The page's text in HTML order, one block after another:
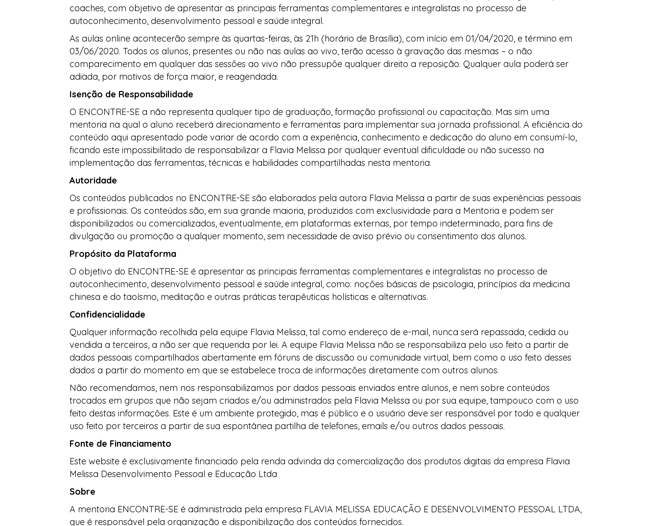
coaches, com objetivo de apresentar as principais ferramentas complementares e integralistas no processo de
autoconhecimento, desenvolvimento pessoal e saúde integral.
As aulas online acontecerão sempre às quartas-feiras, às 21h (horário de Brasília), com início em 01/04/2020, e término em
03/06/2020. Todos os alunos, presentes ou não nas aulas ao vivo, terão acesso à gravação das mesmas – o não
comparecimento em qualquer das sessões ao vivo não pressupõe qualquer direito a reposição. Qualquer aula poderá ser
adiada, por motivos de força maior, e reagendada.
Isenção de Responsabilidade
O ENCONTRE-SE a não representa qualquer tipo de graduação, formação profissional ou capacitação. Mas sim uma
mentoria na qual o aluno receberá direcionamento e ferramentas para implementar sua jornada profissional. A eficiência do
conteúdo aqui apresentado pode variar de acordo com a experiência, conhecimento e dedicação do aluno em consumí-lo,
ficando este impossibilitado de responsabilizar a Flavia Melissa por qualquer eventual dificuldade ou não sucesso na
implementação das ferramentas, técnicas e habilidades compartilhadas nesta mentoria.
Autoridade
Os conteúdos publicados no ENCONTRE-SE são elaborados pela autora Flavia Melissa a partir de suas experiências pessoais
e profissionais. Os conteúdos são, em sua grande maioria, produzidos com exclusividade para a Mentoria e podem ser
disponibilizados ou comercializados, eventualmente, em plataformas externas, por tempo indeterminado, para fins de
divulgação ou promoção a qualquer momento, sem necessidade de aviso prévio ou consentimento dos alunos.
Propósito da Plataforma
O objetivo do ENCONTRE-SE é apresentar as principais ferramentas complementares e integralistas no processo de
autoconhecimento, desenvolvimento pessoal e saúde integral, como: noções básicas de psicologia, princípios da medicina
chinesa e do taoísmo, meditação e outras práticas terapêuticas holísticas e alternativas.
Confidencialidade
Qualquer informação recolhida pela equipe Flavia Melissa, tal como endereço de e-mail, nunca será repassada, cedida ou
vendida a terceiros, a não ser que requerida por lei. A equipe Flavia Melissa não se responsabiliza pelo uso feito a partir de
dados pessoais compartilhados abertamente em fóruns de discussão ou comunidade virtual, bem como o uso feito desses
dados a partir do momento em que se estabelece troca de informações diretamente com outros alunos.
Não recomendamos, nem nos responsabilizamos por dados pessoais enviados entre alunos, e nem sobre conteúdos
trocados em grupos que não sejam criados e/ou administrados pela Flavia Melissa ou por sua equipe, tampouco com o uso
feito destas informações. Este é um ambiente protegido, mas é público e o usuário deve ser responsável por todo e qualquer
uso feito por terceiros a partir de sua espontânea partilha de telefones, emails e/ou outros dados pessoais.
Fonte de Financiamento
Este website é exclusivamente financiado pela renda advinda da comercialização dos produtos digitais da empresa Flavia
Melissa Desenvolvimento Pessoal e Educação Ltda
Sobre
A mentoria ENCONTRE-SE é administrada pela empresa FLAVIA MELISSA EDUCAÇÃO E DESENVOLVIMENTO PESSOAL LTDA,
que é responsável pela organização e disponibilização dos conteúdos fornecidos.